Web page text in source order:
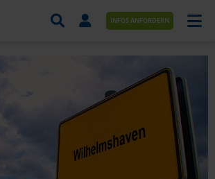
NACH BRANCHE
NACH ORT
UND LEISTUNGEN
AKADEMIE
INFOS ANFORDERN